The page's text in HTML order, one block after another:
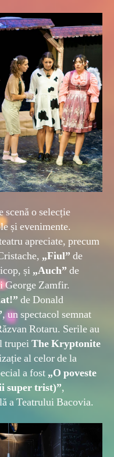
scenă o selecție
și evenimente.
apreciate, precum
„Fiul” de
și „Auch” de
George Zamfir.
de Donald
, un spectacol semnat
Rotaru. Serile au
trupeiThe Kryptonite
al celor de la
a fost „O poveste
super trist)”,
a Teatrului Bacovia.